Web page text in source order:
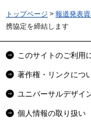
トップページ > 報道発表
携協定を締結します
このサイトのご利用
著作権・リンクにつ
ユニバーサルデザイ
個人情報の取り扱い